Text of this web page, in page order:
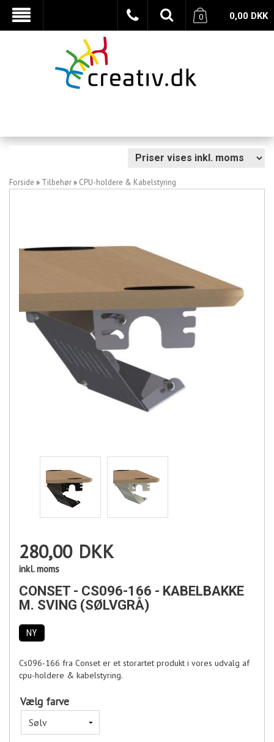
0,00 DKK
0
Forside » Tilbehør» CPU-holdere & Kabelstyring
280,00 DKK
inkl. moms
CONSET - CS096-166 - KABELBAKKE
M. SVING (SØLVGRÅ)
NY
Cs096-166 fra Conset er et storartet produkt i vores udvalg af
cpu-holdere & kabelstyring.
Vælg farve